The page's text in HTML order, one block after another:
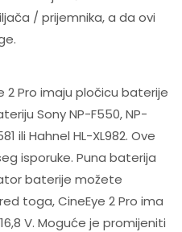
/ prijemnika, a da ovi
2 Pro imaju pločicu baterije
Sony NP-F550, NP-
ili Hahnel HL-XL982. Ove
isporuke. Puna baterija
baterije možete
toga, CineEye 2 Pro ima
V. Moguće je promijeniti